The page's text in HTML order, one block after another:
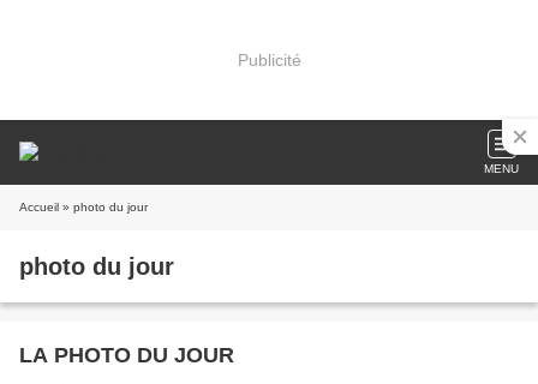
Publicité
MENU
Accueil » photo du jour
photo du jour
LA PHOTO DU JOUR